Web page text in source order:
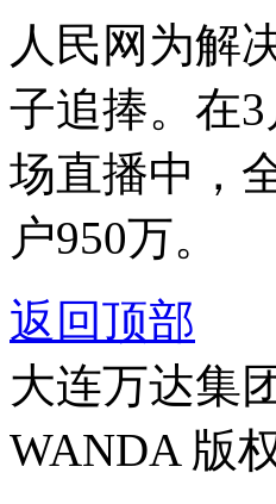
人民网为解
子追捧。在
场直播中，
户950万。
返回顶部
大连万达集
WANDA 版